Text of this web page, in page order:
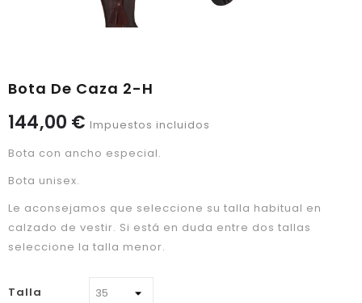
Bota De Caza 2-H
144,00 € Impuestos incluidos
Bota con ancho especial.
Bota unisex.
Le aconsejamos que seleccione su talla habitual en
calzado de vestir. Si está en duda entre dos tallas
seleccione la talla menor.
Talla